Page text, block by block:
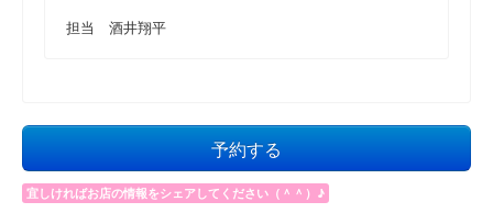
担当 酒井翔平
予約する
宜しければお店の情報をシェアしてください（＾＾）♪